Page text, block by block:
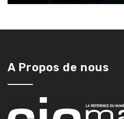
A Propos de nous